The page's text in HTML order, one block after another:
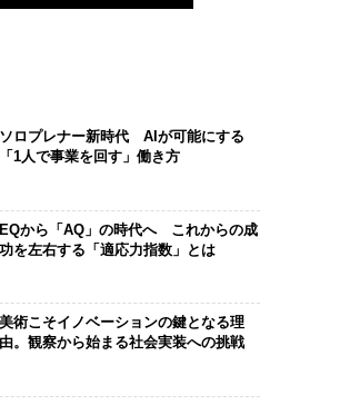
ソロプレナー新時代 AIが可能にする
「1人で事業を回す」働き方
EQから「AQ」の時代へ これからの成
功を左右する「適応力指数」とは
美術こそイノベーションの鍵となる理
由。観察から始まる社会実装への挑戦